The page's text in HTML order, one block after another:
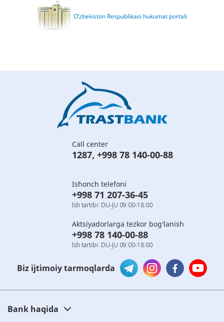
O‘zbekiston Respublikasi hukumat portali
Call center
1287, +998 78 140-00-88
Ishonch telefoni
+998 71 207-36-45
Ish tartibi: DU-JU 09:00-18:00
Aktsiyadorlarga tezkor bog'lanish
+998 78 140-00-88
Ish tartibi: DU-JU 09:00-18:00
Biz ijtimoiy tarmoqlarda
Bank haqida